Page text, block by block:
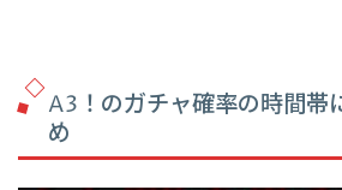
A3！のガチャ確率の時間帯
め